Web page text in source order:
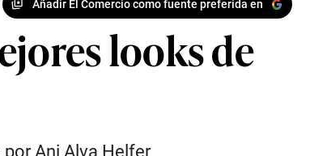
Añadir El Comercio como fuente preferida en
looks de
Ani Alva Helfer